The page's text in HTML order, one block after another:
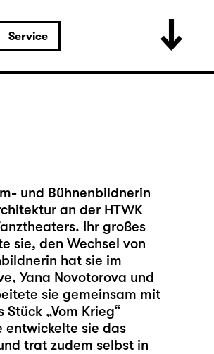
Service
und Bühnenbildnerin
an der HTWK
Ihr großes
sie, den Wechsel von
hat sie im
Yana Novotorova und
sie gemeinsam mit
„Vom Krieg“
entwickelte sie das
trat zudem selbst in